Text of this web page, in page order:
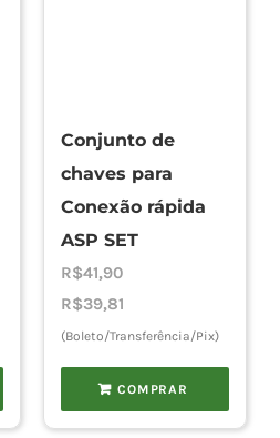
Conjunto de
chaves para
Conexão rápida
ASP SET
R$41,90
R$39,81
(Boleto/Transferência/Pix)
COMPRAR